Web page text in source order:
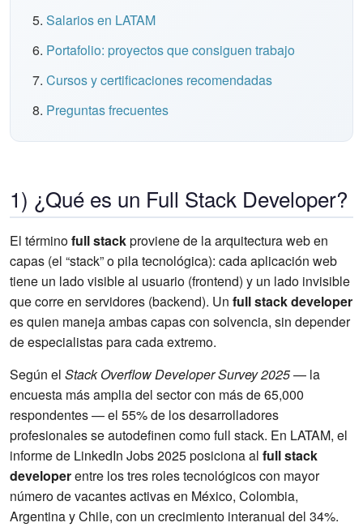
Salarios en LATAM
Portafolio: proyectos que consiguen trabajo
Cursos y certificaciones recomendadas
Preguntas frecuentes
1) ¿Qué es un Full Stack Developer?
El términofull stackproviene de la arquitectura web en
capas (el “stack” o pila tecnológica): cada aplicación web
tiene un lado visible al usuario (frontend) y un lado invisible
que corre en servidores (backend). Un full stack developer
es quien maneja ambas capas con solvencia, sin depender
de especialistas para cada extremo.
Según el Stack Overflow Developer Survey 2025— la
encuesta más amplia del sector con más de 65,000
respondentes — el 55% de los desarrolladores
profesionales se autodefinen como full stack. En LATAM, el
informe de LinkedIn Jobs 2025 posiciona al full stack
developerentre los tres roles tecnológicos con mayor
número de vacantes activas en México, Colombia,
Argentina y Chile, con un crecimiento interanual del 34%.